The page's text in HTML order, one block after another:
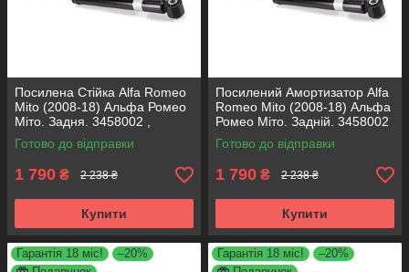
Посилена Стійка Alfa Romeo
Mito (2008-18) Альфа Ромео
Міто. Задня. 3458002 ,
317722. KOREA Аксусс!
Готово до відправки
1 790 ₴ 2 238 ₴
Купити
Посилений Амортизатор Alfa
Romeo Mito (2008-18) Альфа
Ромео Міто. Задній. 3458002
, 317722. KOREA Аксусс!
Готово до відправки
1 790 ₴ 2 238 ₴
Купити
Гарантія 18 міс!
–20%
Гарантія 18 міс!
–20%